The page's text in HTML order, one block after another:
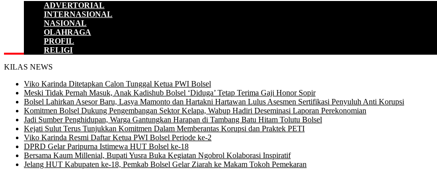
ADVERTORIAL
INTERNASIONAL
NASIONAL
OLAHRAGA
PROFIL
RELIGI
KILAS NEWS
Viko Karinda Ditetapkan Calon Tunggal Ketua PWI Bolsel
Meski Tidak Pernah Masuk, Anak Kadishub Bolsel ‘Diduga’ Tetap Terima Gaji Honor Sopir
Bolsel Lahirkan Asesor Baru, Lasya Mamonto dan Hartakni Hartawan Lulus Asesmen Sertifikasi Penyuluh Anti Korupsi
Komitmen Bolsel Dukung Pengembangan Sektor Kelapa, Wabup Hadiri Deseminasi Laporan Perekonomian
Jadi Sumber Penghidupan, Warga Gantungkan Harapan di Tambang Batu Hitam Tolutu Bolsel
Kejati Sulut Terus Tunjukkan Komitmen Dalam Memberantas Korupsi dan Praktek PETI
Viko Karinda Resmi Daftar Ketua PWI Bolsel Periode ke-2
DPRD Gelar Paripurna Istimewa HUT Bolsel ke-18
Bersama Kaum Millenial, Bupati Yusra Buka Kegiatan Ngobrol Kolaborasi Inspiratif
Jelang HUT Kabupaten ke-18, Pemkab Bolsel Gelar Ziarah ke Makam Tokoh Pemekaran